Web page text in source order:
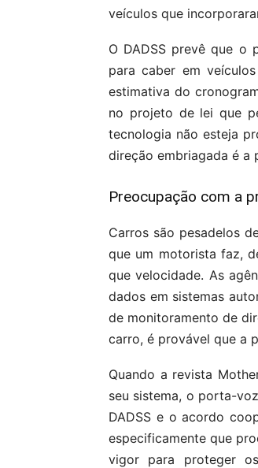
veículos que
O DADSS prevê que o
para caber em
estimativa do
no projeto de lei que
tecnologia não esteja
direção embriagada é a
Preocupação com a
Carros são pesadelos
que um motorista faz,
que velocidade. As
dados em sistemas
de monitoramento de
carro, é provável que a
Quando a revista
seu sistema, o porta-
DADSS e o acordo
especificamente que
vigor para proteger